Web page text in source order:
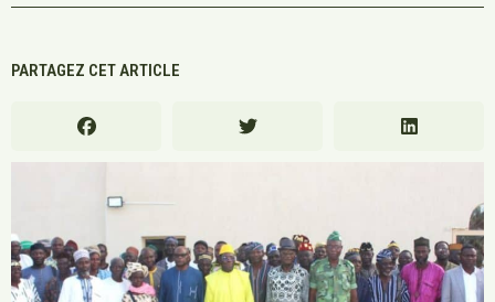
PARTAGEZ CET ARTICLE